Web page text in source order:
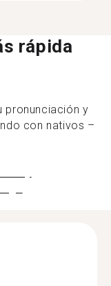
rápida
pronunciación y
con nativos –